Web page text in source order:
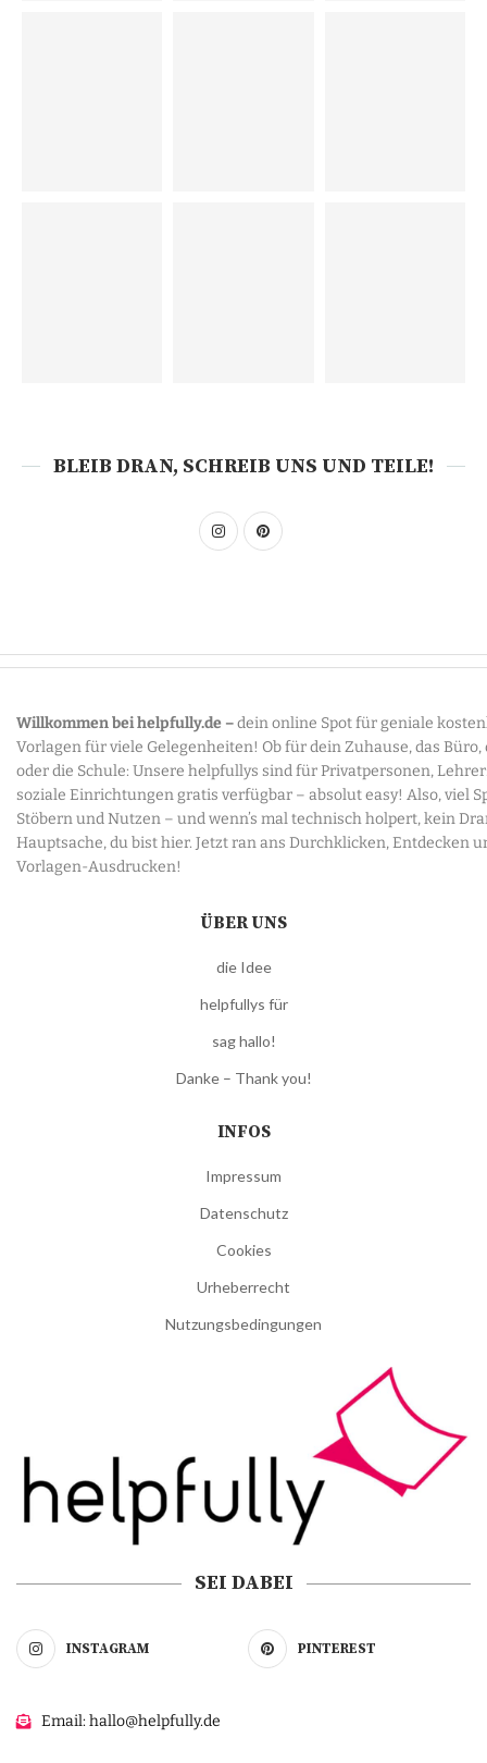
BLEIB DRAN, SCHREIB UNS UND TEILE!
Willkommen bei helpfully.de –dein online Spot für geniale
Vorlagen für viele Gelegenheiten! Ob für dein Zuhause, das Büro,
oder die Schule: Unsere helpfullys sind für Privatpersonen,
soziale Einrichtungen gratis verfügbar – absolut easy! Also, viel
Stöbern und Nutzen – und wenn’s mal technisch holpert, kein
Hauptsache, du bist hier. Jetzt ran ans Durchklicken, Entdecken
Vorlagen-Ausdrucken!
ÜBER UNS
die Idee
helpfullys für
sag hallo!
Danke – Thank you!
INFOS
Impressum
Datenschutz
Cookies
Urheberrecht
Nutzungsbedingungen
SEI DABEI
INSTAGRAM PINTEREST
Email: hallo@helpfully.de